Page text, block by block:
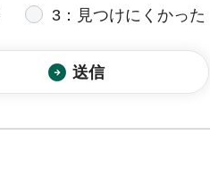
3：見つけにくかった